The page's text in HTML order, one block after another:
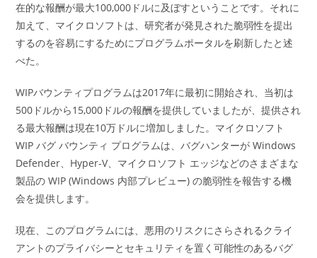
在的な報酬が最大100,000ドルに及ぼすということです。それに
加えて、マイクロソフトは、研究者が発見された脆弱性を提出
するのを容易にするためにプログラムポータルを刷新したと述
べた。
WIPバウンティプログラムは2017年に最初に開始され、当初は
500ドルから15,000ドルの報酬を提供していましたが、提供され
る最大報酬は現在10万ドルに増加しました。マイクロソフト
WIP バグ バウンティ プログラムは、バグハンターが Windows
Defender、Hyper-V、マイクロソフト エッジなどのさまざまな
製品の WIP (Windows 内部プレビュー) の脆弱性を報告する機
会を提供します。
現在、このプログラムには、悪用のリスクにさらされるクライ
アントのプライバシーとセキュリティを置く可能性のあるバグ